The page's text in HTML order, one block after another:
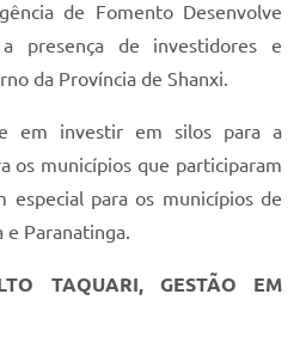
de Fomento Desenvolve
presença de investidores e
da Província de Shanxi.
em investir em silos para a
os municípios que participaram
especial para os municípios de
e Paranatinga.
TAQUARI, GESTÃO EM